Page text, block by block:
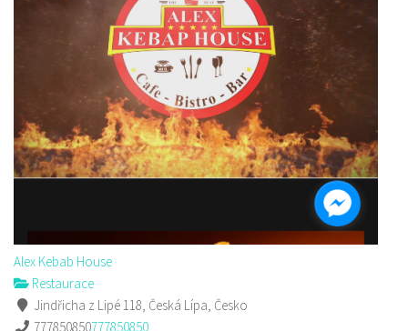
Alex Kebab House
Restaurace
Jindřicha z Lipé 118, Česká Lípa, Česko
777850850777850850